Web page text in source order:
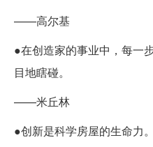
——高尔基
●在创造家的事业中，每一
目地瞎碰。
——米丘林
●创新是科学房屋的生命力。